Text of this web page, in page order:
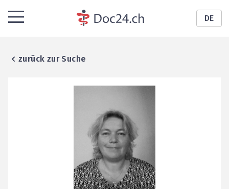
DE
zurück zur Suche